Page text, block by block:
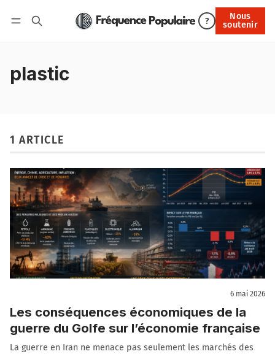
?
Nous
soutenir
Nous soutenir
plastic
1 ARTICLE
6 mai 2026
Les conséquences économiques de la
guerre du Golfe sur l’économie française
La guerre en Iran ne menace pas seulement les marchés des